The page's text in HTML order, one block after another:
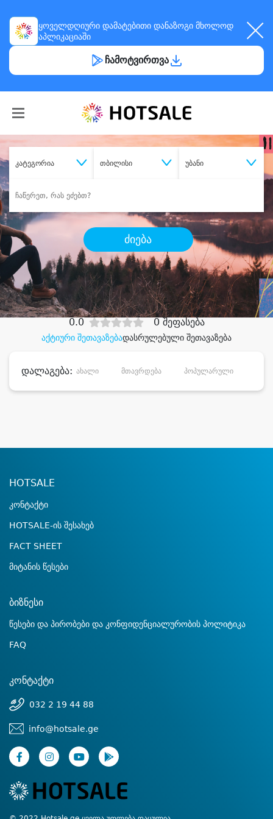
ყოველდღიური დამატებითი დანაზოგი მხოლოდ
აპლიკაციაში
ჩამოტვირთვა
კატეგორია თბილისი უბანი
ძიება
შეიძინესასურველი მომსახურება
დიდი დანაზოგით
აქტიური შეთავაზებადასრულებული შეთავაზება
0.0 0 შეფასება
დალაგება: ახალი მთავრდება პოპულარული
HOTSALE
კონტაქტი
HOTSALE-ის შესახებ
FACT SHEET
მიტანის წესები
ბიზნესი
წესები და პირობები და კონფიდენციალურობის პოლიტიკა
FAQ
კონტაქტი
032 2 19 44 88
info@hotsale.ge